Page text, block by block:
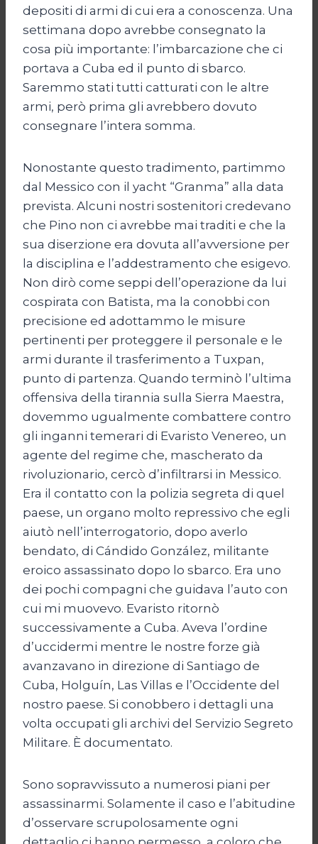
depositi di armi di cui era a conoscenza. Una
settimana dopo avrebbe consegnato la
cosa più importante: l’imbarcazione che ci
portava a Cuba ed il punto di sbarco.
Saremmo stati tutti catturati con le altre
armi, però prima gli avrebbero dovuto
consegnare l’intera somma.
Nonostante questo tradimento, partimmo
dal Messico con il yacht “Granma” alla data
prevista. Alcuni nostri sostenitori credevano
che Pino non ci avrebbe mai traditi e che la
sua diserzione era dovuta all’avversione per
la disciplina e l’addestramento che esigevo.
Non dirò come seppi dell’operazione da lui
cospirata con Batista, ma la conobbi con
precisione ed adottammo le misure
pertinenti per proteggere il personale e le
armi durante il trasferimento a Tuxpan,
punto di partenza. Quando terminò l’ultima
offensiva della tirannia sulla Sierra Maestra,
dovemmo ugualmente combattere contro
gli inganni temerari di Evaristo Venereo, un
agente del regime che, mascherato da
rivoluzionario, cercò d’infiltrarsi in Messico.
Era il contatto con la polizia segreta di quel
paese, un organo molto repressivo che egli
aiutò nell’interrogatorio, dopo averlo
bendato, di Cándido González, militante
eroico assassinato dopo lo sbarco. Era uno
dei pochi compagni che guidava l’auto con
cui mi muovevo. Evaristo ritornò
successivamente a Cuba. Aveva l’ordine
d’uccidermi mentre le nostre forze già
avanzavano in direzione di Santiago de
Cuba, Holguín, Las Villas e l’Occidente del
nostro paese. Si conobbero i dettagli una
volta occupati gli archivi del Servizio Segreto
Militare. È documentato.
Sono sopravvissuto a numerosi piani per
assassinarmi. Solamente il caso e l’abitudine
d’osservare scrupolosamente ogni